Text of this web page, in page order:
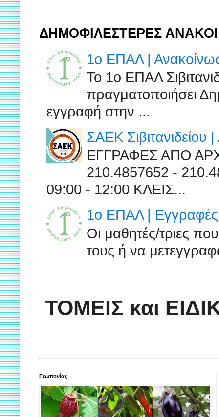
ΔΗΜΟΦΙΛΕΣΤΕΡΕΣ
1ο ΕΠΑΛ |
Το 1ο ΕΠΑΛ
πραγματοποιήσει
εγγραφή στην ...
ΣΑΕΚ Σιβιτανιδείου
ΕΓΓΡΑΦΕΣ ΑΠΟ
210.4857652 -
09:00 - 12:00 ΚΛΕΙΣ...
1ο ΕΠΑΛ | Εγγραφές
Οι μαθητές/τριες
τους ή να
ΤΟΜΕΙΣ και
Γεωπονίας